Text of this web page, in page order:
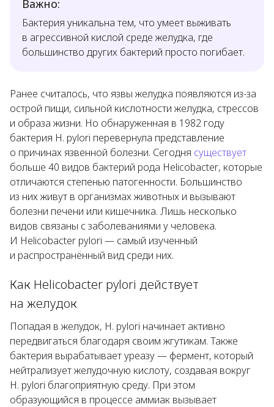
Важно:
Бактерия уникальна тем, что умеет выживать
в агрессивной кислой среде желудка, где
большинство других бактерий просто погибает.
Ранее считалось, что язвы желудка появляются из-за
острой пищи, сильной кислотности желудка, стрессов
и образа жизни. Но обнаруженная в 1982 году
бактерия H. pylori перевернула представление
о причинах язвенной болезни. Сегодня существует
больше 40 видов бактерий рода Helicobacter, которые
отличаются степенью патогенности. Большинство
из них живут в организмах животных и вызывают
болезни печени или кишечника. Лишь несколько
видов связаны с заболеваниями у человека.
И Helicobacter pylori — самый изученный
и распространённый вид среди них.
Как Helicobacter pylori действует
на желудок
Попадая в желудок, H. pylori начинает активно
передвигаться благодаря своим жгутикам. Также
бактерия вырабатывает уреазу — фермент, который
нейтрализует желудочную кислоту, создавая вокруг
H. pylori благоприятную среду. При этом
образующийся в процессе аммиак вызывает